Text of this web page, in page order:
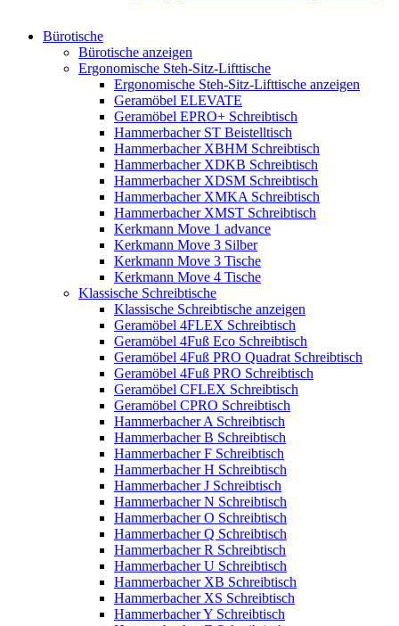
Bürotische
Bürotische anzeigen
Ergonomische Steh-Sitz-Lifttische
Ergonomische Steh-Sitz-Lifttische anzeigen
Geramöbel ELEVATE
Geramöbel EPRO+ Schreibtisch
Hammerbacher ST Beistelltisch
Hammerbacher XBHM Schreibtisch
Hammerbacher XDKB Schreibtisch
Hammerbacher XDSM Schreibtisch
Hammerbacher XMKA Schreibtisch
Hammerbacher XMST Schreibtisch
Kerkmann Move 1 advance
Kerkmann Move 3 Silber
Kerkmann Move 3 Tische
Kerkmann Move 4 Tische
Klassische Schreibtische
Klassische Schreibtische anzeigen
Geramöbel 4FLEX Schreibtisch
Geramöbel 4Fuß Eco Schreibtisch
Geramöbel 4Fuß PRO Quadrat Schreibtisch
Geramöbel 4Fuß PRO Schreibtisch
Geramöbel CFLEX Schreibtisch
Geramöbel CPRO Schreibtisch
Hammerbacher A Schreibtisch
Hammerbacher B Schreibtisch
Hammerbacher F Schreibtisch
Hammerbacher H Schreibtisch
Hammerbacher J Schreibtisch
Hammerbacher N Schreibtisch
Hammerbacher O Schreibtisch
Hammerbacher Q Schreibtisch
Hammerbacher R Schreibtisch
Hammerbacher U Schreibtisch
Hammerbacher XB Schreibtisch
Hammerbacher XS Schreibtisch
Hammerbacher Y Schreibtisch